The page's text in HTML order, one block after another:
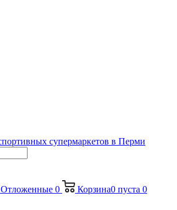
Отложенные 0 Корзина0 пуста 0